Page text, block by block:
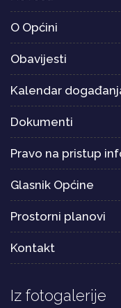
O Općini
Obavijesti
Kalendar
Dokumenti
Pravo na pristup
Glasnik Općine
Prostorni planovi
Kontakt
Iz fotogalerije